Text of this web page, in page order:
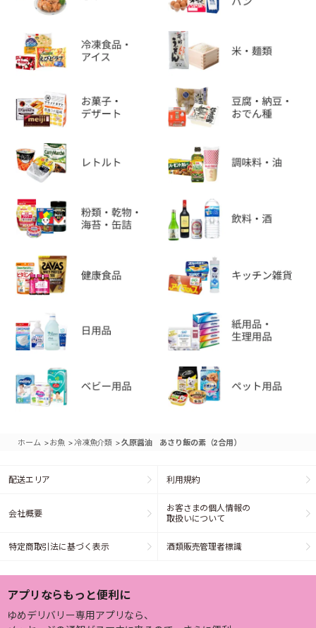
ホーム >お魚 > 冷凍魚介類 >久原醤油 あさり飯の素（2合用）
配送エリア 利用規約
会社概要
お客さまの個人情報の
取扱いについて
特定商取引法に基づく表示 酒類販売管理者標識
アプリならもっと便利に
ゆめデリバリー専用アプリなら、